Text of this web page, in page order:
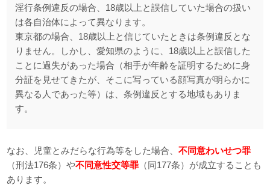
淫行条例違反の場合、18歳以上と誤信していた場合の扱い
は各自治体によって異なります。
東京都の場合、18歳以上と信じていたときは条例違反とな
りません。しかし、愛知県のように、18歳以上と誤信した
ことに過失があった場合（相手が年齢を証明するために身
分証を見せてきたが、そこに写っている顔写真が明らかに
異なる人であった等）は、条例違反とする地域もありま
す。
なお、児童とみだらな行為等をした場合、不同意わいせつ罪
（刑法176条）や不同意性交等罪 （同177条）が成立することも
あります。